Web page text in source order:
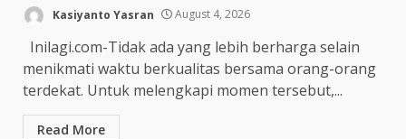
Kasiyanto Yasran August 4, 2026
Inilagi.com-Tidak ada yang lebih berharga selain
menikmati waktu berkualitas bersama orang-orang
terdekat. Untuk melengkapi momen tersebut,...
Read More